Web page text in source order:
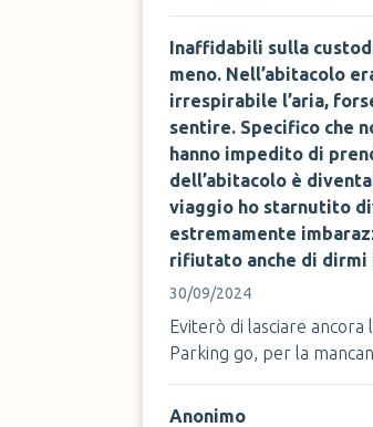
Inaffidabili sulla
meno. Nell’abitacolo
irrespirabile l’aria,
sentire. Specifico che
hanno impedito di
dell’abitacolo è
viaggio ho starnutito
estremamente
rifiutato anche di dirmi
30/09/2024
Eviterò di lasciare ancora
Parking go, per la
Anonimo